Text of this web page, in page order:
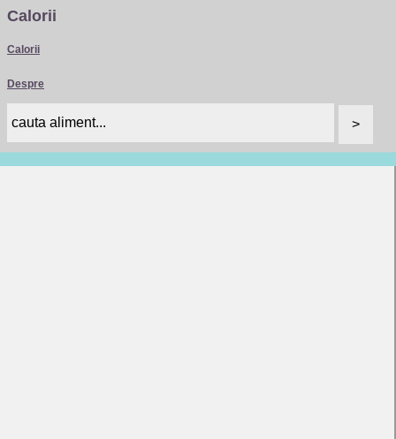
Calorii
Calorii
Despre